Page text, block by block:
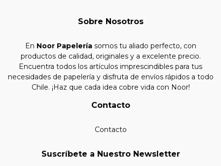
Sobre Nosotros
En Noor Papeleríasomos tu aliado perfecto, con
productos de calidad, originales y a excelente precio.
Encuentra todos los artículos imprescindibles para tus
necesidades de papelería y disfruta de envíos rápidos a todo
Chile. ¡Haz que cada idea cobre vida con Noor!
Contacto
Contacto
Suscríbete a Nuestro Newsletter